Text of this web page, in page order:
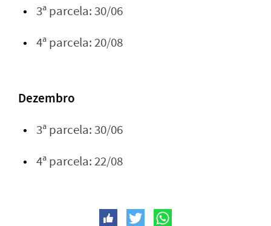
3ª parcela: 30/06
4ª parcela: 20/08
Dezembro
3ª parcela: 30/06
4ª parcela: 22/08